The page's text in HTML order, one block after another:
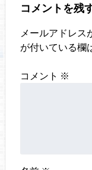
コメントを残
メールアドレス
が付いている欄
コメント ※